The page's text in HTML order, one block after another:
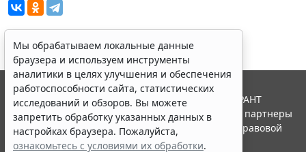
Мы обрабатываем локальные данные
браузера и используем инструменты
аналитики в целях улучшения и обеспечения
работоспособности сайта, статистических
исследований и обзоров. Вы можете
запретить обработку указанных данных в
настройках браузера. Пожалуйста,
ознакомьтесь с условиями их обработки.
© ООО "НПП "ГАРАНТ-СЕРВИС", 2026. Система ГАРАНТ
выпускается с 1990 года. Компания "Гарант" и ее партнеры
являются участниками Российской ассоциации правовой
информации ГАРАНТ.